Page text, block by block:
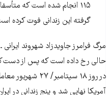
۱۱۵ انجام شده است که
گرفته این زندانی فوت کرده
مرگ فرامرز جاویدزاد شهروند
حالی رخ داده است که پس از
در روز ۱۸
آمریکا نهایی شد و پنج زندانی در